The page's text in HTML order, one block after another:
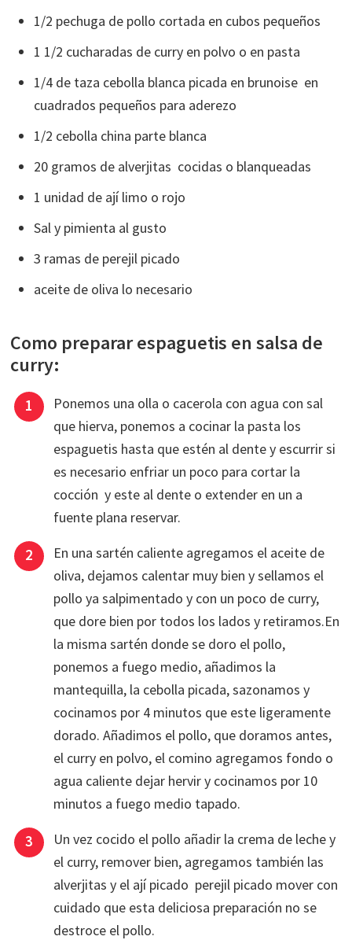
1/2 pechuga de pollo cortada en cubos pequeños
1 1/2 cucharadas de curry en polvo o en pasta
1/4 de taza cebolla blanca picada en brunoise en
cuadrados pequeños para aderezo
1/2 cebolla china parte blanca
20 gramos de alverjitas cocidas o blanqueadas
1 unidad de ají limo o rojo
Sal y pimienta al gusto
3 ramas de perejil picado
aceite de oliva lo necesario
Como preparar espaguetis en salsa de
curry:
Ponemos una olla o cacerola con agua con sal
que hierva, ponemos a cocinar la pasta los
espaguetis hasta que estén al dente y escurrir si
es necesario enfriar un poco para cortar la
cocción y este al dente o extender en un a
fuente plana reservar.
En una sartén caliente agregamos el aceite de
oliva, dejamos calentar muy bien y sellamos el
pollo ya salpimentado y con un poco de curry,
que dore bien por todos los lados y retiramos.En
la misma sartén donde se doro el pollo,
ponemos a fuego medio, añadimos la
mantequilla, la cebolla picada, sazonamos y
cocinamos por 4 minutos que este ligeramente
dorado. Añadimos el pollo, que doramos antes,
el curry en polvo, el comino agregamos fondo o
agua caliente dejar hervir y cocinamos por 10
minutos a fuego medio tapado.
Un vez cocido el pollo añadir la crema de leche y
el curry, remover bien, agregamos también las
alverjitas y el ají picado perejil picado mover con
cuidado que esta deliciosa preparación no se
destroce el pollo.